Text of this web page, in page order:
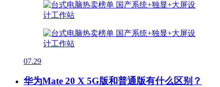
07.29
华为Mate 20 X 5G版和普通版有什么区别？